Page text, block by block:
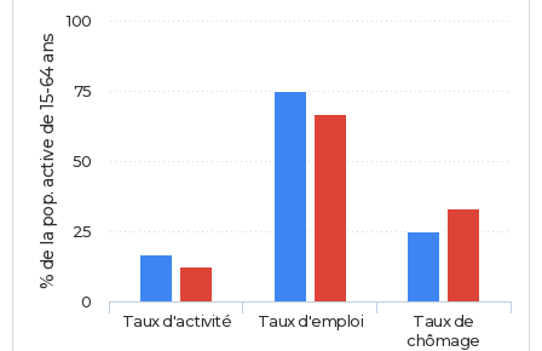
% de la pop. active de 15-64 ans
Taux d'activité Taux d'emploi
Taux de
chômage
0
25
50
75
100